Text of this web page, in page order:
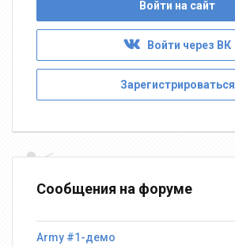
Войти на сайт
Войти через ВК
Зарегистрироваться
Сообщения на форуме
Army #1-демо